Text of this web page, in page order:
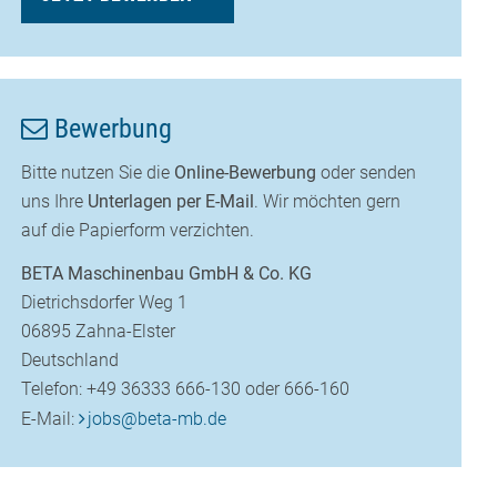
Bewerbung
Bitte nutzen Sie die Online-Bewerbung oder senden
uns Ihre Unterlagen per E-Mail . Wir möchten gern
auf die Papierform verzichten.
BETA Maschinenbau GmbH & Co. KG
Dietrichsdorfer Weg 1
06895 Zahna-Elster
Deutschland
Telefon: +49 36333 666-130 oder 666-160
E-Mail: jobs@beta-mb.de